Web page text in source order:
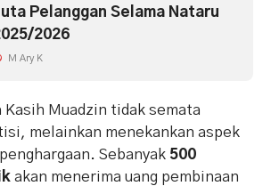
Pelanggan Selama Nataru
2026
M Ary K
Kasih Muadzin tidak semata
melainkan menekankan aspek
Sebanyak 500
akan menerima uang pembinaan